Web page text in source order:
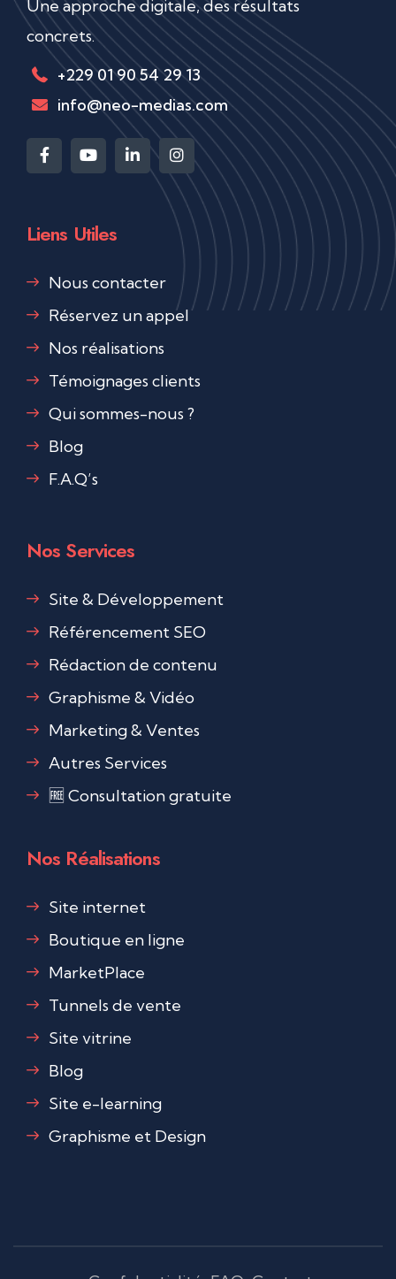
Une approche digitale, des résultats
concrets.
+229 01 90 54 29 13
info@neo-medias.com
Liens Utiles
Nous contacter
Réservez un appel
Nos réalisations
Témoignages clients
Qui sommes-nous ?
Blog
F.A.Q’s
Nos Services
Site & Développement
Référencement SEO
Rédaction de contenu
Graphisme & Vidéo
Marketing & Ventes
Autres Services
🆓 Consultation gratuite
Nos Réalisations
Site internet
Boutique en ligne
MarketPlace
Tunnels de vente
Site vitrine
Blog
Site e-learning
Graphisme et Design